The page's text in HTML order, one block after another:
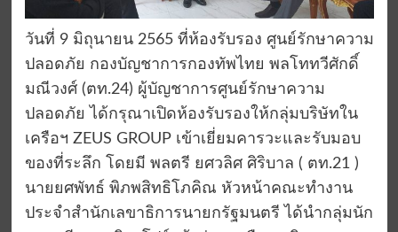
วันที่ 9 มิถุนายน 2565 ที่ห้องรับรอง ศูนย์รักษาความ
ปลอดภัย กองบัญชาการกองทัพไทย พลโททวีศักดิ์
มณีวงศ์ (ตท.24) ผู้บัญชาการศูนย์รักษาความ
ปลอดภัย ได้กรุณาเปิดห้องรับรองให้กลุ่มบริษัทใน
เครือฯ ZEUS GROUP เข้าเยี่ยมคารวะและรับมอบ
ของที่ระลึก โดยมี พลตรี ยศวลิศ ศิริบาล ( ตท.21 )
นายยศพัทธ์ พิภพสิทธิโภคิณ หัวหน้าคณะทำงาน
ประจำสำนักเลขาธิการนายกรัฐมนตรี ได้นำกลุ่มนัก